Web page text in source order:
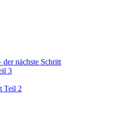
nächste Schritt
3
Teil 2